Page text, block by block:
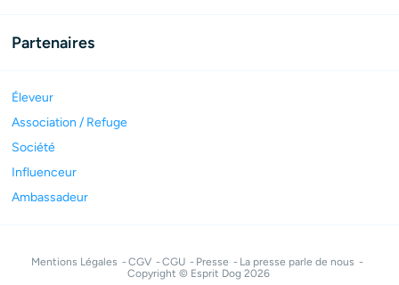
Partenaires
Éleveur
Association / Refuge
Société
Influenceur
Ambassadeur
Mentions Légales CGV CGU Presse
La presse parle de nous
Copyright © Esprit Dog 2026